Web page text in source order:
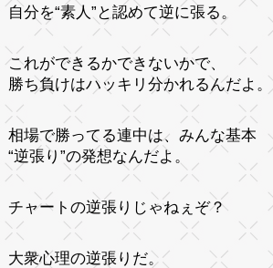
自分を“素人”と認めて逆に張る。
これができるかできないかで、
勝ち負けはハッキリ分かれるんだよ。
相場で勝ってる連中は、みんな基本
“逆張り”の発想なんだよ。
チャートの逆張りじゃねぇぞ？
大衆心理の逆張りだ。